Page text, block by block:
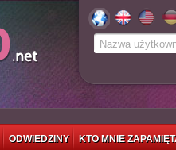
ODWIEDZINY KTO MNIE